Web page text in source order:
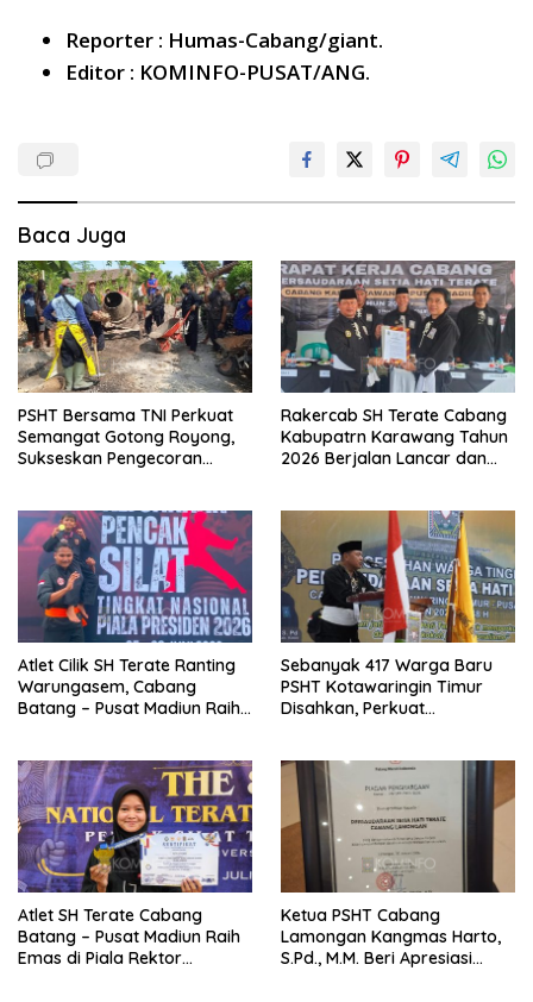
Reporter : Humas-Cabang/giant.
Editor : KOMINFO-PUSAT/ANG.
Baca Juga
PSHT Bersama TNI Perkuat
Semangat Gotong Royong,
Sukseskan Pengecoran
Rakercab SH Terate Cabang
Kabupatrn Karawang Tahun
2026 Berjalan Lancar dan
Atlet Cilik SH Terate Ranting
Warungasem, Cabang
Batang – Pusat Madiun Raih
Sebanyak 417 Warga Baru
PSHT Kotawaringin Timur
Disahkan, Perkuat
Atlet SH Terate Cabang
Batang – Pusat Madiun Raih
Emas di Piala Rektor
Ketua PSHT Cabang
Lamongan Kangmas Harto,
S.Pd., M.M. Beri Apresiasi